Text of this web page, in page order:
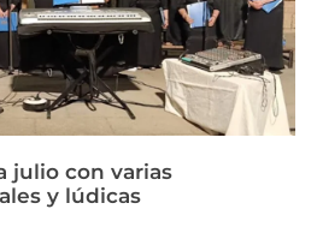
julio con varias
y lúdicas